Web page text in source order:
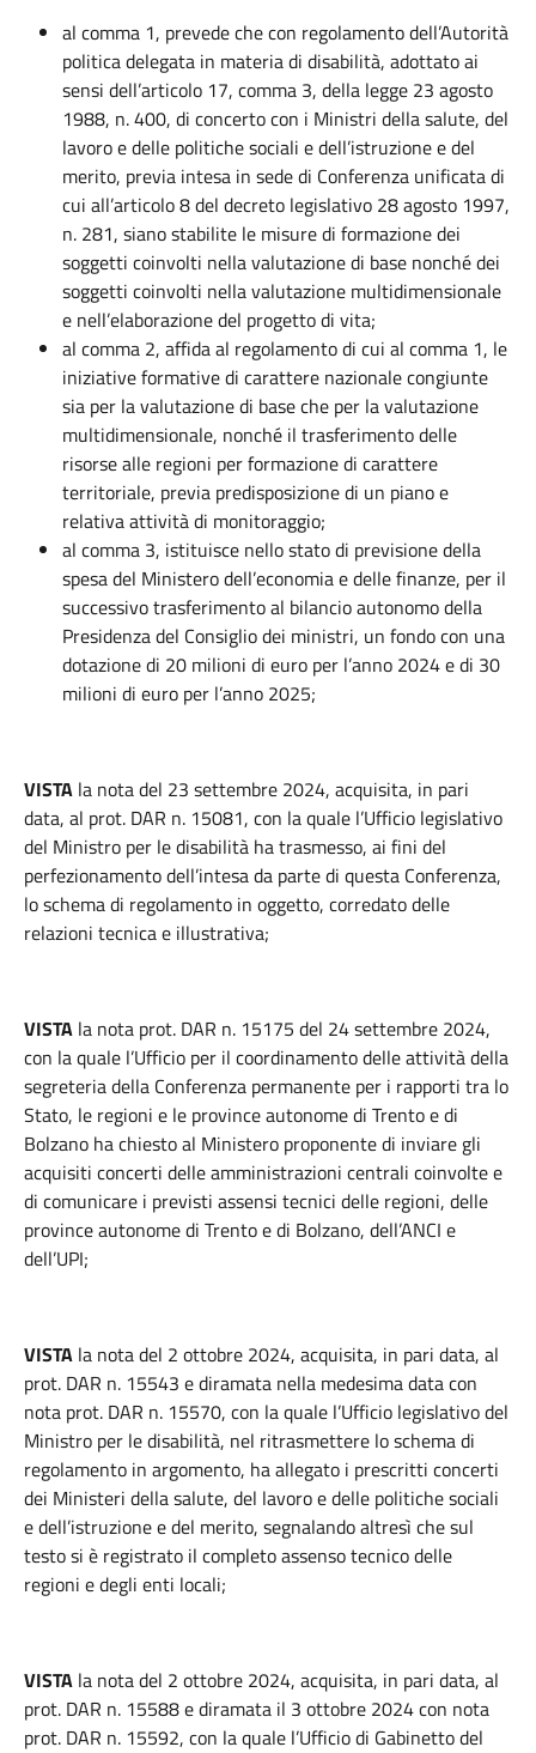
al comma 1, prevede che con regolamento dell’Autorità
politica delegata in materia di disabilità, adottato ai
sensi dell’articolo 17, comma 3, della legge 23 agosto
1988, n. 400, di concerto con i Ministri della salute, del
lavoro e delle politiche sociali e dell’istruzione e del
merito, previa intesa in sede di Conferenza unificata di
cui all’articolo 8 del decreto legislativo 28 agosto 1997,
n. 281, siano stabilite le misure di formazione dei
soggetti coinvolti nella valutazione di base nonché dei
soggetti coinvolti nella valutazione multidimensionale
e nell’elaborazione del progetto di vita;
al comma 2, affida al regolamento di cui al comma 1, le
iniziative formative di carattere nazionale congiunte
sia per la valutazione di base che per la valutazione
multidimensionale, nonché il trasferimento delle
risorse alle regioni per formazione di carattere
territoriale, previa predisposizione di un piano e
relativa attività di monitoraggio;
al comma 3, istituisce nello stato di previsione della
spesa del Ministero dell’economia e delle finanze, per il
successivo trasferimento al bilancio autonomo della
Presidenza del Consiglio dei ministri, un fondo con una
dotazione di 20 milioni di euro per l’anno 2024 e di 30
milioni di euro per l’anno 2025;
VISTA la nota del 23 settembre 2024, acquisita, in pari
data, al prot. DAR n. 15081, con la quale l’Ufficio legislativo
del Ministro per le disabilità ha trasmesso, ai fini del
perfezionamento dell’intesa da parte di questa Conferenza,
lo schema di regolamento in oggetto, corredato delle
relazioni tecnica e illustrativa;
VISTA la nota prot. DAR n. 15175 del 24 settembre 2024,
con la quale l’Ufficio per il coordinamento delle attività della
segreteria della Conferenza permanente per i rapporti tra lo
Stato, le regioni e le province autonome di Trento e di
Bolzano ha chiesto al Ministero proponente di inviare gli
acquisiti concerti delle amministrazioni centrali coinvolte e
di comunicare i previsti assensi tecnici delle regioni, delle
province autonome di Trento e di Bolzano, dell’ANCI e
dell’UPI;
VISTA la nota del 2 ottobre 2024, acquisita, in pari data, al
prot. DAR n. 15543 e diramata nella medesima data con
nota prot. DAR n. 15570, con la quale l’Ufficio legislativo del
Ministro per le disabilità, nel ritrasmettere lo schema di
regolamento in argomento, ha allegato i prescritti concerti
dei Ministeri della salute, del lavoro e delle politiche sociali
e dell’istruzione e del merito, segnalando altresì che sul
testo si è registrato il completo assenso tecnico delle
regioni e degli enti locali;
VISTA la nota del 2 ottobre 2024, acquisita, in pari data, al
prot. DAR n. 15588 e diramata il 3 ottobre 2024 con nota
prot. DAR n. 15592, con la quale l’Ufficio di Gabinetto del